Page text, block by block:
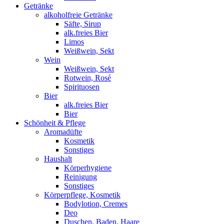
Getränke
alkoholfreie Getränke
Säfte, Sirup
alk.freies Bier
Limos
Weißwein, Sekt
Wein
Weißwein, Sekt
Rotwein, Rosé
Spirituosen
Bier
alk.freies Bier
Bier
Schönheit & Pflege
Aromadüfte
Kosmetik
Sonstiges
Haushalt
Körperhygiene
Reinigung
Sonstiges
Körperpflege, Kosmetik
Bodylotion, Cremes
Deo
Duschen, Baden, Haare